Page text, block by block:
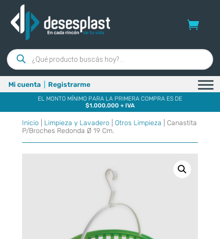
Búsqueda
de
productos
Mi cuenta Registrarme
EL MONTO MÍNIMO PARA LA PRIMERA COMPRA ES DE
$1.000.000 + IVA
Inicio Limpieza y Lavadero Otros Limpieza | Canastita
P/Broches Redonda Ø 19 Cm.